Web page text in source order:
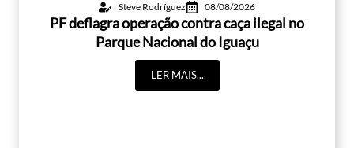
Steve Rodríguez 08/08/2026
PF deflagra operação contra caça ilegal no
Parque Nacional do Iguaçu
LER MAIS...